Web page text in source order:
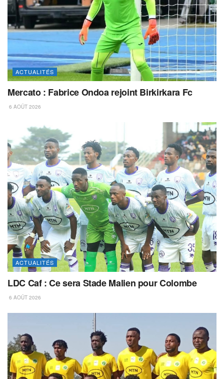
ACTUALITÉS
Mercato : Fabrice Ondoa rejoint Birkirkara Fc
6 AOÛT 2026
ACTUALITÉS
LDC Caf : Ce sera Stade Malien pour Colombe
6 AOÛT 2026